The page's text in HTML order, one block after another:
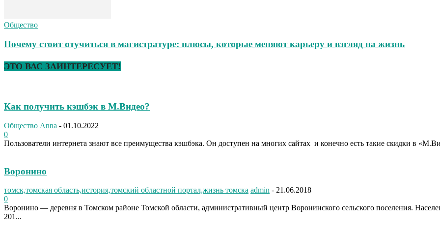
Общество
Почему стоит отучиться в магистратуре: плюсы, которые меняют карьеру и взгляд на жизнь
ЭТО ВАС ЗАИНТЕРЕСУЕТ!
Как получить кэшбэк в М.Видео?
Общество Anna - 01.10.2022
0
Пользователи интернета знают все преимущества кэшбэка. Он доступен на многих сайтах и конечно есть такие скидки в
Воронино
томск,томская область,история,томский областной портал,жизнь томска admin - 21.06.2018
0
Воронино — деревня в Томском районе Томской области, административный центр Воронинского сельского поселения.
201...